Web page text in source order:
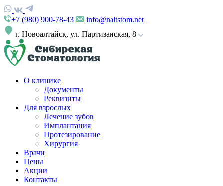
+7 (980) 900-78-43
info@naltstom.net
г. Новоалтайск, ул. Партизанская, 8
О клинике
Документы
Реквизиты
Для взрослых
Лечение зубов
Имплантация
Протезирование
Хирургия
Врачи
Цены
Акции
Контакты